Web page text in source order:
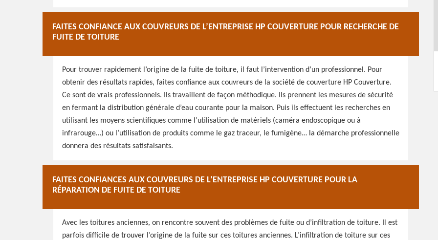
FAITES CONFIANCE AUX COUVREURS DE L’ENTREPRISE HP COUVERTURE POUR RECHERCHE DE
FUITE DE TOITURE
Pour trouver rapidement l’origine de la fuite de toiture, il faut l’intervention d’un professionnel. Pour
obtenir des résultats rapides, faites confiance aux couvreurs de la société de couverture HP Couverture.
Ce sont de vrais professionnels. Ils travaillent de façon méthodique. Ils prennent les mesures de sécurité
en fermant la distribution générale d’eau courante pour la maison. Puis ils effectuent les recherches en
utilisant les moyens scientifiques comme l’utilisation de matériels (caméra endoscopique ou à
infrarouge…) ou l’utilisation de produits comme le gaz traceur, le fumigène… la démarche professionnelle
donnera des résultats satisfaisants.
FAITES CONFIANCES AUX COUVREURS DE L’ENTREPRISE HP COUVERTURE POUR LA
RÉPARATION DE FUITE DE TOITURE
Avec les toitures anciennes, on rencontre souvent des problèmes de fuite ou d’infiltration de toiture. Il est
parfois difficile de trouver l’origine de la fuite sur ces toitures anciennes. L’infiltration de toiture sur ces